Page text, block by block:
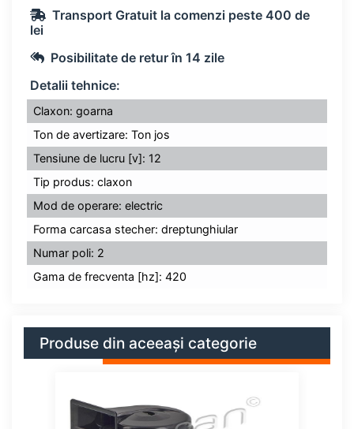
Transport Gratuit la comenzi peste 400 de
lei
Posibilitate de retur în 14 zile
Detalii tehnice:
Claxon: goarna
Ton de avertizare: Ton jos
Tensiune de lucru [v]: 12
Tip produs: claxon
Mod de operare: electric
Forma carcasa stecher: dreptunghiular
Numar poli: 2
Gama de frecventa [hz]: 420
Produse din aceeași categorie